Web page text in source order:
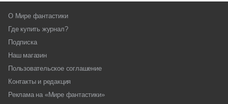
О Мире фантастики
Где купить журнал?
Подписка
Наш магазин
Пользовательское соглашение
Контакты и редакция
Реклама на «Мире фантастики»